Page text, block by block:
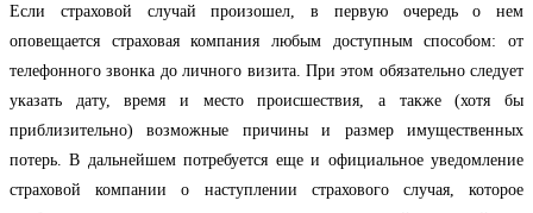
Если страховой случай произошел, в первую очередь о нем
оповещается страховая компания любым доступным способом: от
телефонного звонка до личного визита. При этом обязательно следует
указать дату, время и место происшествия, а также (хотя бы
приблизительно) возможные причины и размер имущественных
потерь. В дальнейшем потребуется еще и официальное уведомление
страховой компании о наступлении страхового случая, которое